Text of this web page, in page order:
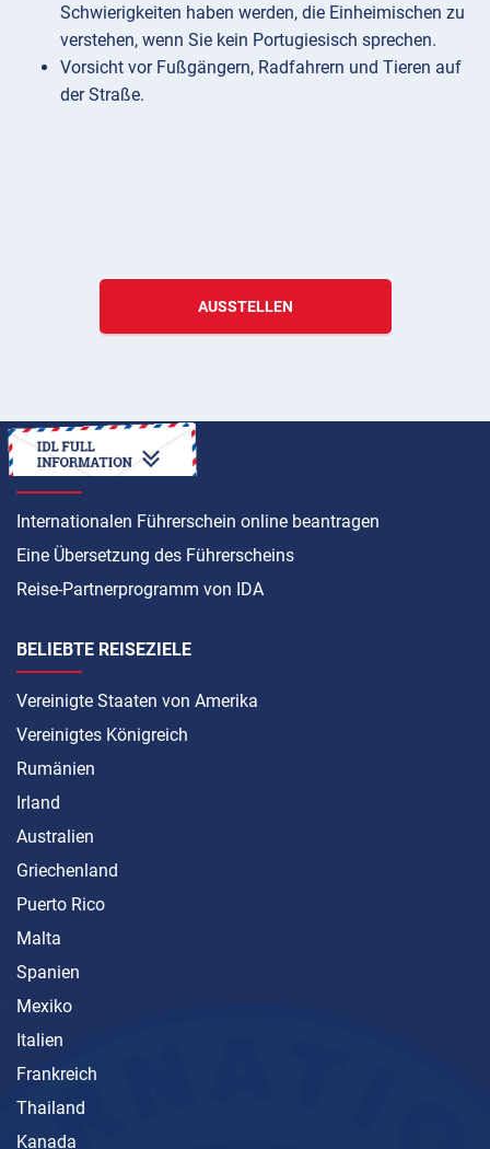
Schwierigkeiten haben werden, die Einheimischen zu
verstehen, wenn Sie kein Portugiesisch sprechen.
Vorsicht vor Fußgängern, Radfahrern und Tieren auf
der Straße.
AUSSTELLEN
ANLEITUNG
Internationalen Führerschein online beantragen
Eine Übersetzung des Führerscheins
Reise-Partnerprogramm von IDA
BELIEBTE REISEZIELE
Vereinigte Staaten von Amerika
Vereinigtes Königreich
Rumänien
Irland
Australien
Griechenland
Puerto Rico
Malta
Spanien
Mexiko
Italien
Frankreich
Thailand
Kanada